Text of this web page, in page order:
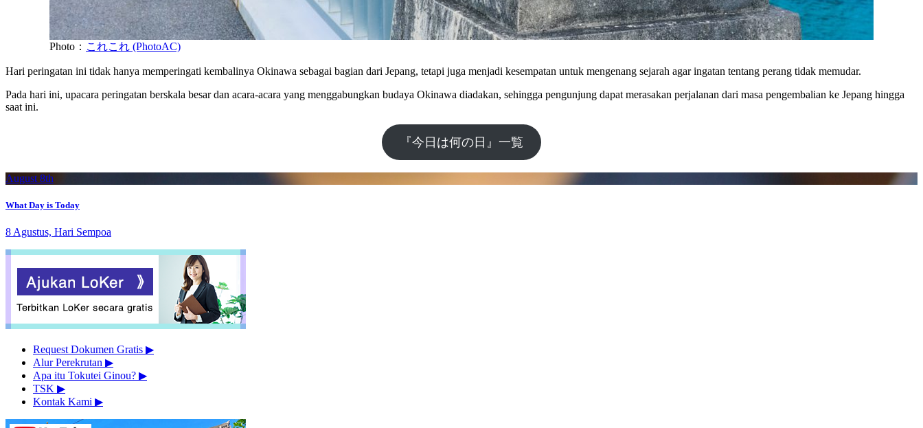
Photo： これこれ (PhotoAC)
Hari peringatan ini tidak hanya memperingati kembalinya Okinawa sebagai bagian dari Jepang, tetapi juga menjadi kesempatan untuk mengenang sejarah agar ingatan tentang perang tidak memudar.
Pada hari ini, upacara peringatan berskala besar dan acara-acara yang menggabungkan budaya Okinawa diadakan, sehingga pengunjung dapat merasakan perjalanan dari masa pengembalian ke Jepang hingga
saat ini.
『今日は何の日』一覧
August 8th
What Day is Today
8 Agustus, Hari Sempoa
Request Dokumen Gratis ▶︎
Alur Perekrutan ▶︎
Apa itu Tokutei Ginou? ▶︎
TSK ▶︎
Kontak Kami ▶︎